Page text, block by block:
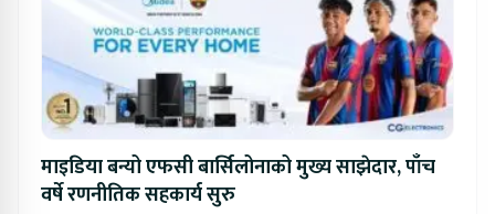
माइडिया बन्यो एफसी बार्सिलोनाको मुख्य साझेदार, पाँच
वर्षे रणनीतिक सहकार्य सुरु